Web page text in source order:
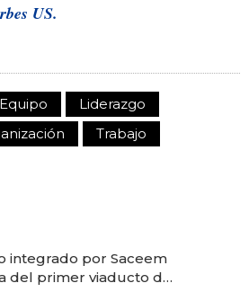
US.
Equipo
Liderazgo
Trabajo
integrado por Saceem
del primer viaducto de